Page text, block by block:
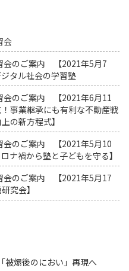
会
会のご案内 【2021年5月7
タル社会の学習塾
のご案内 【2021年6月11
事業継承にも有利な不動産戦
の新方程式】
のご案内 【2021年5月10
禍から塾と子どもを守る】
のご案内 【2021年5月17
究会】
爆後のにおい」再現へ